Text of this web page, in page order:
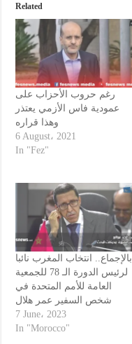
Related
رغم حروب الأحزاب على
عمودية فاس الأزمي يعتذر
وهذا قراره
6 August، 2021
In "Fez"
بالإجماع.. انتخاب المغرب نائبا
لرئيس الدورة الـ 78 للجمعية
العامة للأمم المتحدة في
شخص السفير عمر هلال
7 June، 2023
In "Morocco"